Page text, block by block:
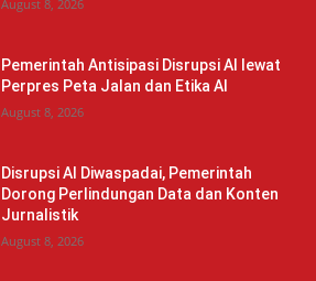
August 8, 2026
Pemerintah Antisipasi Disrupsi AI lewat
Perpres Peta Jalan dan Etika AI
August 8, 2026
Disrupsi AI Diwaspadai, Pemerintah
Dorong Perlindungan Data dan Konten
Jurnalistik
August 8, 2026